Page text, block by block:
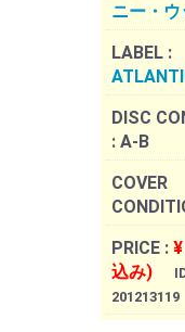
ニー・ウ
LABEL :
DISC
: A-B
COVER
PRICE :
込み)
201213119